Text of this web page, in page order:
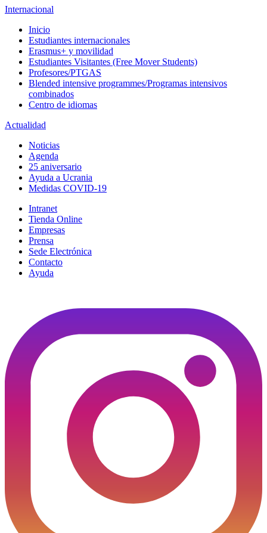
Internacional
Inicio
Estudiantes internacionales
Erasmus+ y movilidad
Estudiantes Visitantes (Free Mover Students)
Profesores/PTGAS
Blended intensive programmes/Programas intensivos
combinados
Centro de idiomas
Actualidad
Noticias
Agenda
25 aniversario
Ayuda a Ucrania
Medidas COVID-19
Intranet
Tienda Online
Empresas
Prensa
Sede Electrónica
Contacto
Ayuda